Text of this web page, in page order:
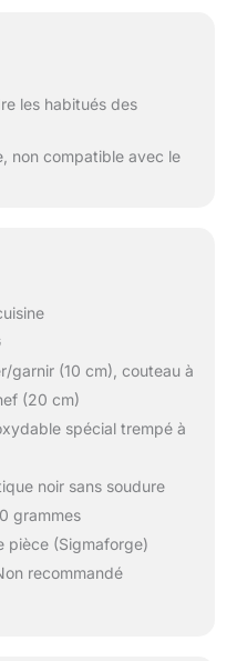
les habitués des
non compatible avec le
garnir (10 cm), couteau à
(20 cm)
spécial trempé à
noir sans soudure
grammes
pièce (Sigmaforge)
recommandé